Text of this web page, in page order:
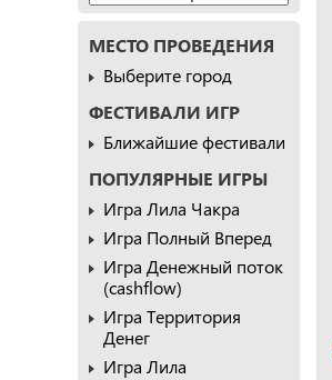
МЕСТО ПРОВЕДЕНИЯ
Выберите город
ФЕСТИВАЛИ ИГР
Ближайшие фестивали
ПОПУЛЯРНЫЕ ИГРЫ
Игра Лила Чакра
Игра Полный Вперед
Игра Денежный поток
(cashflow)
Игра Территория
Денег
Игра Лила